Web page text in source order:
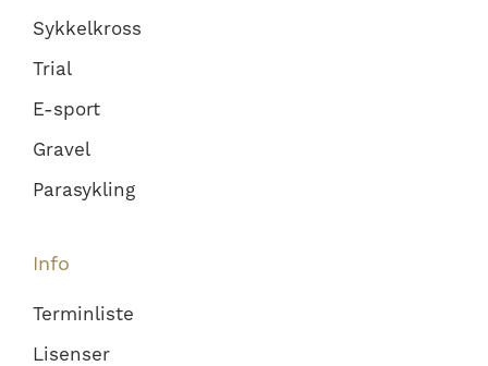
Sykkelkross
Trial
E-sport
Gravel
Parasykling
Info
Terminliste
Lisenser